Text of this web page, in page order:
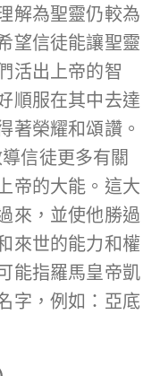
解為聖靈仍較為
望信徒能讓聖靈
活出上帝的智
順服在其中去達
著榮耀和頌讚。
信徒更多有關
帝的大能。這大
來，並使他勝過
來世的能力和權
能指羅馬皇帝凱
字，例如：亞底